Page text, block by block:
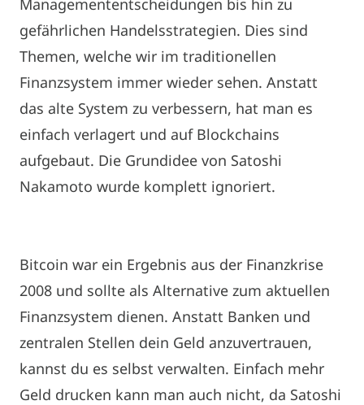
gefährlichen Handelsstrategien. Dies sind
Themen, welche wir im traditionellen
Finanzsystem immer wieder sehen. Anstatt
das alte System zu verbessern, hat man es
einfach verlagert und auf Blockchains
aufgebaut. Die Grundidee von Satoshi
Nakamoto wurde komplett ignoriert.
Bitcoin war ein Ergebnis aus der Finanzkrise
2008 und sollte als Alternative zum aktuellen
Finanzsystem dienen. Anstatt Banken und
zentralen Stellen dein Geld anzuvertrauen,
kannst du es selbst verwalten. Einfach mehr
Geld drucken kann man auch nicht, da Satoshi